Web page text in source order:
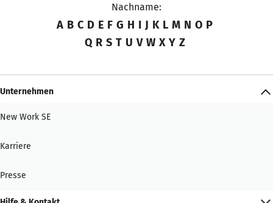
Nachname:
A B C D E F G H I J K L M N O P
Q R S T U V W X Y Z
Unternehmen
New Work SE
Karriere
Presse